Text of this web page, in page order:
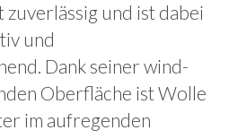
und ist dabei
und
Dank seiner wind-
Oberfläche ist Wolle
im aufregenden